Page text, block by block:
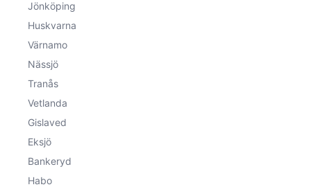
Jönköping
Huskvarna
Värnamo
Nässjö
Tranås
Vetlanda
Gislaved
Eksjö
Bankeryd
Habo